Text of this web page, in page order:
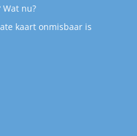
nu?
kaart onmisbaar is